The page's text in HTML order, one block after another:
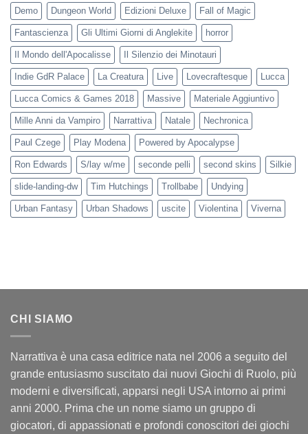
Demo Dungeon World Edizioni Deluxe Fall of Magic
Fantascienza Gli Ultimi Giorni di Anglekite horror
Il Mondo dell'Apocalisse Il Silenzio dei Minotauri
Indie GdR Palace La Creatura Live Lovecraftesque Lucca
Lucca Comics & Games 2018 Massive Materiale Aggiuntivo
Mille Anni da Vampiro Narrattiva Natale Nechronica
Paul Czege Play Modena Powered by Apocalypse
Ron Edwards S/lay w/me seconde pelli second skins Silkie
slide-landing-dw Tim Hutchings Trollbabe Undying
Urban Fantasy Urban Shadows uscite Violentina Viverna
CHI SIAMO
Narrattiva è una casa editrice nata nel 2006 a seguito del
grande entusiasmo suscitato dai nuovi Giochi di Ruolo, più
moderni e diversificati, apparsi negli USA intorno ai primi
anni 2000. Prima che un nome siamo un gruppo di
giocatori, di appassionati e profondi conoscitori dei giochi